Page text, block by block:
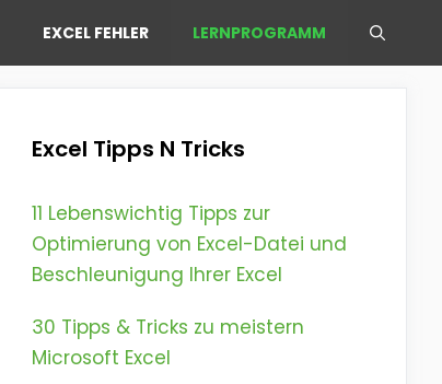
EXCEL FEHLER LERNPROGRAMM
Excel Tipps N Tricks
11 Lebenswichtig Tipps zur
Optimierung von Excel-Datei und
Beschleunigung Ihrer Excel
30 Tipps & Tricks zu meistern
Microsoft Excel